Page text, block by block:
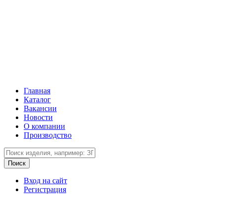
Главная
Каталог
Вакансии
Новости
О компании
Производство
Вход на сайт
Регистрация